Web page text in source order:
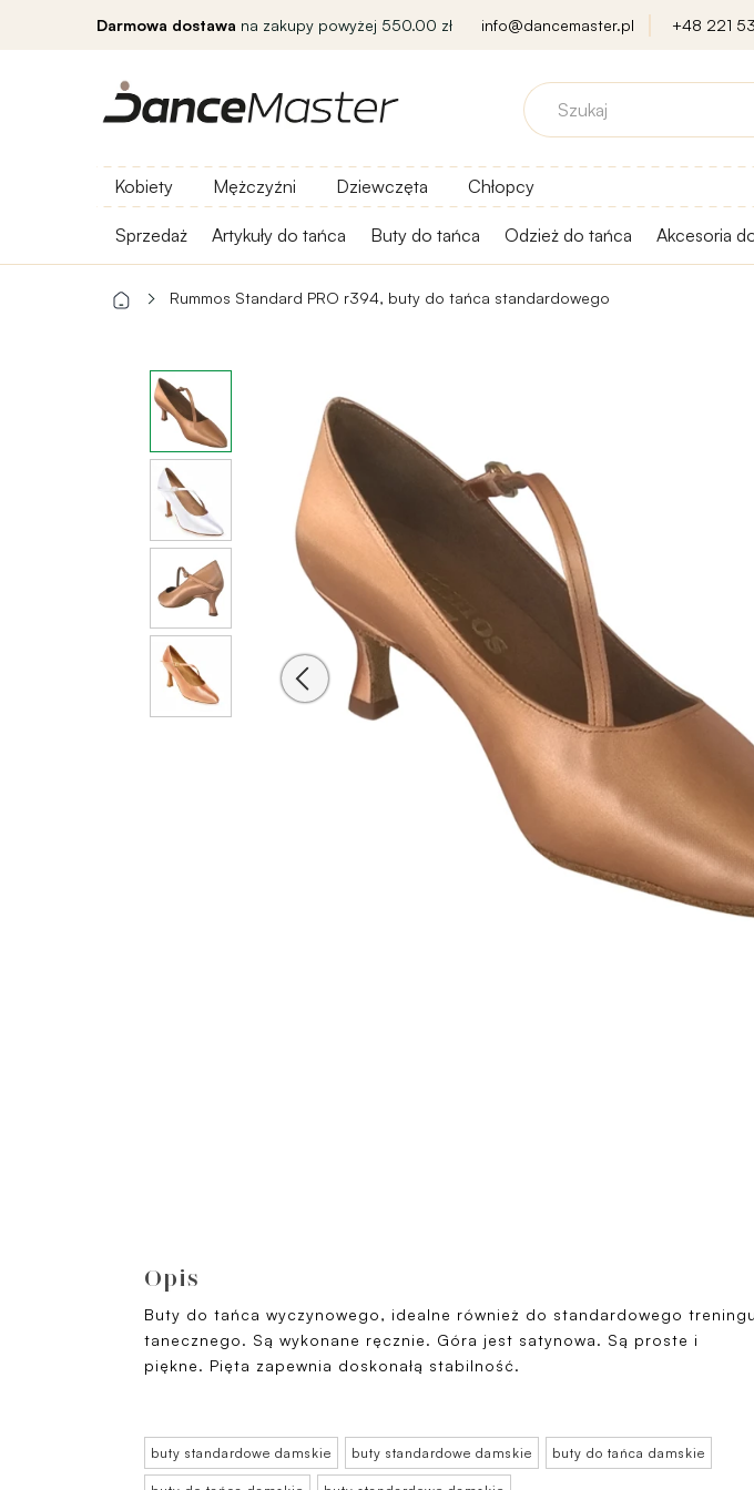
Darmowa dostawa na zakupy powyżej 550.00 zł info@dancemaster.pl +48 221
Kobiety Mężczyźni Dziewczęta Chłopcy
Sprzedaż Artykuły do ​​tańca Buty do tańca Odzież do tańca Akcesoria
Rummos Standard PRO r394, buty do tańca standardowego
Opis
Buty do tańca wyczynowego, idealne również do standardowego treningu
tanecznego. Są wykonane ręcznie. Góra jest satynowa. Są proste i
piękne. Pięta zapewnia doskonałą stabilność.
buty standardowe damskie buty standardowe damskie buty do tańca damskie